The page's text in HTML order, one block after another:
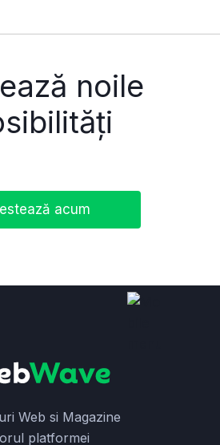
noile
acum
Web si Magazine
platformei